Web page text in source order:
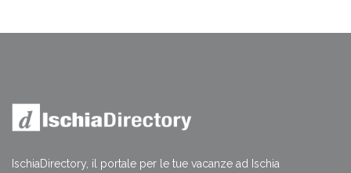
IschiaDirectory, il portale per le tue vacanze ad Ischia